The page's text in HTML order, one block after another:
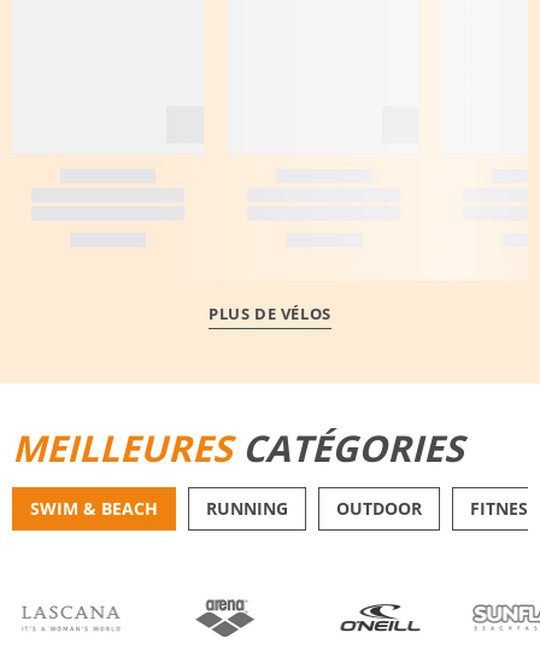
PLUS DE VÉLOS
MEILLEURESCATÉGORIES
SWIM & BEACH RUNNING OUTDOOR FITNESS